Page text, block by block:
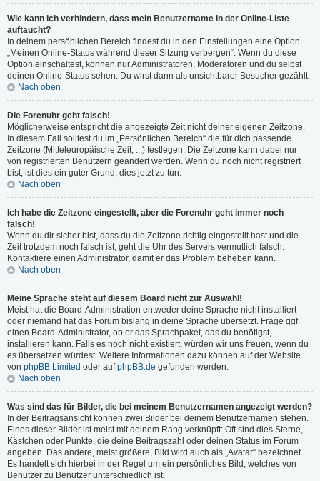
Wie kann ich verhindern, dass mein Benutzername in der Online-Liste
auftaucht?
In deinem persönlichen Bereich findest du in den Einstellungen eine Option
„Meinen Online-Status während dieser Sitzung verbergen“. Wenn du diese
Option einschaltest, können nur Administratoren, Moderatoren und du selbst
deinen Online-Status sehen. Du wirst dann als unsichtbarer Besucher gezählt.
Nach oben
Die Forenuhr geht falsch!
Möglicherweise entspricht die angezeigte Zeit nicht deiner eigenen Zeitzone.
In diesem Fall solltest du im „Persönlichen Bereich“ die für dich passende
Zeitzone (Mitteleuropäische Zeit, ...) festlegen. Die Zeitzone kann dabei nur
von registrierten Benutzern geändert werden. Wenn du noch nicht registriert
bist, ist dies ein guter Grund, dies jetzt zu tun.
Nach oben
Ich habe die Zeitzone eingestellt, aber die Forenuhr geht immer noch
falsch!
Wenn du dir sicher bist, dass du die Zeitzone richtig eingestellt hast und die
Zeit trotzdem noch falsch ist, geht die Uhr des Servers vermutlich falsch.
Kontaktiere einen Administrator, damit er das Problem beheben kann.
Nach oben
Meine Sprache steht auf diesem Board nicht zur Auswahl!
Meist hat die Board-Administration entweder deine Sprache nicht installiert
oder niemand hat das Forum bislang in deine Sprache übersetzt. Frage ggf.
einen Board-Administrator, ob er das Sprachpaket, das du benötigst,
installieren kann. Falls es noch nicht existiert, würden wir uns freuen, wenn du
es übersetzen würdest. Weitere Informationen dazu können auf der Website
von phpBB Limited oder aufphpBB.de gefunden werden.
Nach oben
Was sind das für Bilder, die bei meinem Benutzernamen angezeigt werden?
In der Beitragsansicht können zwei Bilder bei deinem Benutzernamen stehen.
Eines dieser Bilder ist meist mit deinem Rang verknüpft: Oft sind dies Sterne,
Kästchen oder Punkte, die deine Beitragszahl oder deinen Status im Forum
angeben. Das andere, meist größere, Bild wird auch als „Avatar“ bezeichnet.
Es handelt sich hierbei in der Regel um ein persönliches Bild, welches von
Benutzer zu Benutzer unterschiedlich ist.